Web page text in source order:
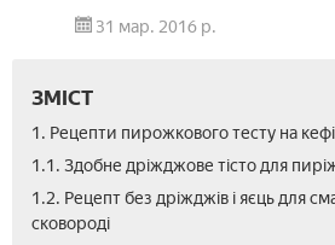
31 мар. 2016 р.
ЗМІСТ
1. Рецепти пирожкового тесту на
1.1. Здобне дріжджове тісто для
1.2. Рецепт без дріжджів і яєць для
сковороді